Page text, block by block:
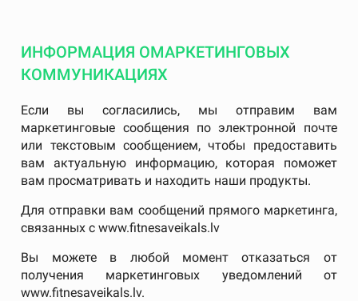
ИНФОРМАЦИЯ ОМАРКЕТИНГОВЫХ
КОММУНИКАЦИЯХ
Если вы согласились, мы отправим вам
маркетинговые сообщения по электронной почте
или текстовым сообщением, чтобы предоставить
вам актуальную информацию, которая поможет
вам просматривать и находить наши продукты.
Для отправки вам сообщений прямого маркетинга,
связанных с www.fitnesaveikals.lv
Вы можете в любой момент отказаться от
получения маркетинговых уведомлений от
www.fitnesaveikals.lv.